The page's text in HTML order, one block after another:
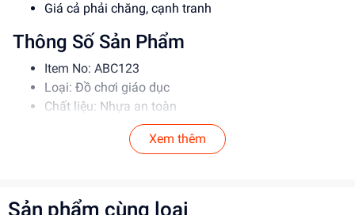
Giá cả phải chăng, cạnh tranh
Thông Số Sản Phẩm
Item No: ABC123
Loại: Đồ chơi giáo dục
Chất liệu: Nhựa an toàn
Độ tuổi phù hợp: 3-6 tuổi
Hướng Dẫn Sử Dụng
Cho bé chơi dưới sự giám sát của người lớn
Xem thêm
Sản phẩm cùng loại